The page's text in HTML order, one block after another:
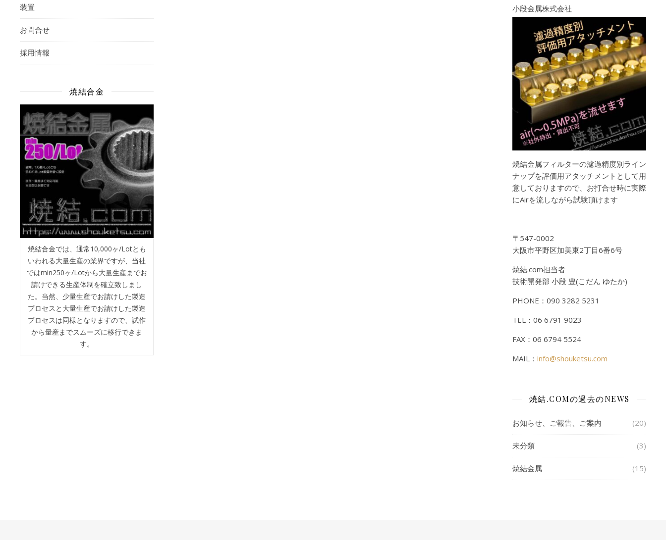
装置
お問合せ
採用情報
焼結合金
焼結合金では、通常10,000ヶ/Lotとも
いわれる大量生産の業界ですが、当社
ではmin250ヶ/Lotから大量生産までお
請けできる生産体制を確立致しまし
た。当然、少量生産でお請けした製造
プロセスと大量生産でお請けした製造
プロセスは同様となりますので、試作
から量産までスムーズに移行できま
す。
小段金属株式会社
焼結金属フィルターの濾過精度別ライン
ナップを評価用アタッチメントとして用
意しておりますので、お打合せ時に実際
にAirを流しながら試験頂けます
〒547-0002
大阪市平野区加美東2丁目6番6号
焼結.com担当者
技術開発部 小段 豊(こだん ゆたか)
PHONE：090 3282 5231
TEL：06 6791 9023
FAX：06 6794 5524
MAIL： info@shouketsu.com
焼結.COMの過去のNEWS
お知らせ、ご報告、ご案内 (20)
未分類 (3)
焼結金属 (15)